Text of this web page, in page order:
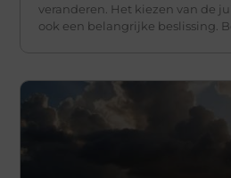
veranderen. Het kiezen van de
ook een belangrijke beslissing.